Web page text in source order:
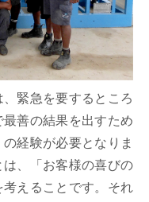
緊急を要するところ
善の結果を出すため
経験が必要となりま
、「お客様の喜びの
えることです。それ